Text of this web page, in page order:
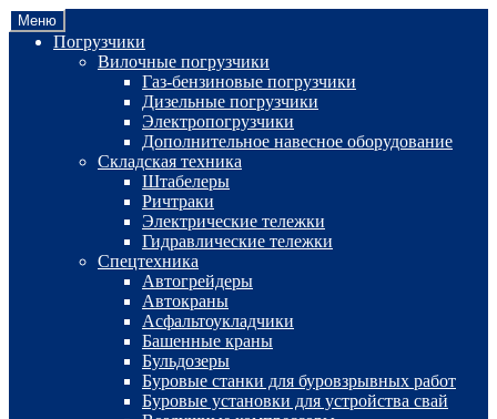
Перейти
к
навигации
Перейти
к
содержимому
Меню
Погрузчики
Вилочные погрузчики
Газ-бензиновые погрузчики
Дизельные погрузчики
Электропогрузчики
Дополнительное навесное оборудование
Складская техника
Штабелеры
Ричтраки
Электрические тележки
Гидравлические тележки
Спецтехника
Автогрейдеры
Автокраны
Асфальтоукладчики
Башенные краны
Бульдозеры
Буровые станки для буровзрывных работ
Буровые установки для устройства свай